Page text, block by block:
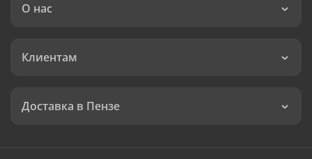
О нас
Клиентам
Доставка в Пензе